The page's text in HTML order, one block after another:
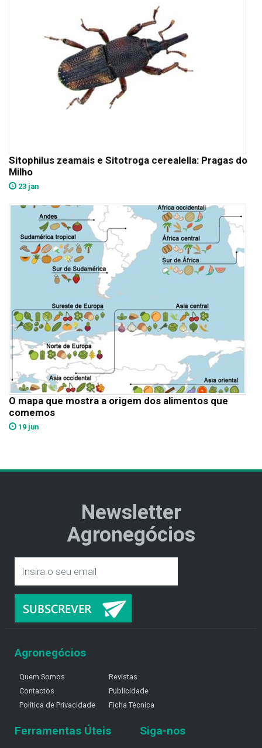
Sitophilus zeamais e Sitotroga cerealella: Pragas do
Milho
23 jan
O mapa que mostra a origem dos alimentos que
comemos
19 jun
Newsletter
Agronegócios
Agronegócios
Quem Somos
Contactos
Política de Privacidade
Revistas
Publicidade
Ficha Técnica
Ferramentas Úteis Siga-nos